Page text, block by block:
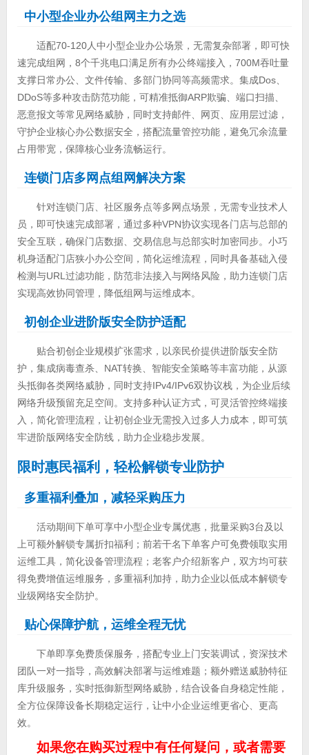
中小型企业办公组网主力之选
适配70-120人中小型企业办公场景，无需复杂部署，即可快
速完成组网，8个千兆电口满足所有办公终端接入，700M吞吐量
支撑日常办公、文件传输、多部门协同等高频需求。集成Dos、
DDoS等多种攻击防范功能，可精准抵御ARP欺骗、端口扫描、
恶意报文等常见网络威胁，同时支持邮件、网页、应用层过滤，
守护企业核心办公数据安全，搭配流量管控功能，避免冗余流量
占用带宽，保障核心业务流畅运行。
连锁门店多网点组网解决方案
针对连锁门店、社区服务点等多网点场景，无需专业技术人
员，即可快速完成部署，通过多种VPN协议实现各门店与总部的
安全互联，确保门店数据、交易信息与总部实时加密同步。小巧
机身适配门店狭小办公空间，简化运维流程，同时具备基础入侵
检测与URL过滤功能，防范非法接入与网络风险，助力连锁门店
实现高效协同管理，降低组网与运维成本。
初创企业进阶版安全防护适配
贴合初创企业规模扩张需求，以亲民价提供进阶版安全防
护，集成病毒查杀、NAT转换、智能安全策略等丰富功能，从源
头抵御各类网络威胁，同时支持IPv4/IPv6双协议栈，为企业后续
网络升级预留充足空间。支持多种认证方式，可灵活管控终端接
入，简化管理流程，让初创企业无需投入过多人力成本，即可筑
牢进阶版网络安全防线，助力企业稳步发展。
限时惠民福利，轻松解锁专业防护
多重福利叠加，减轻采购压力
活动期间下单可享中小型企业专属优惠，批量采购3台及以
上可额外解锁专属折扣福利；前若干名下单客户可免费领取实用
运维工具，简化设备管理流程；老客户介绍新客户，双方均可获
得免费增值运维服务，多重福利加持，助力企业以低成本解锁专
业级网络安全防护。
贴心保障护航，运维全程无忧
下单即享免费质保服务，搭配专业上门安装调试，资深技术
团队一对一指导，高效解决部署与运维难题；额外赠送威胁特征
库升级服务，实时抵御新型网络威胁，结合设备自身稳定性能，
全方位保障设备长期稳定运行，让中小企业运维更省心、更高
效。
如果您在购买过程中有任何疑问，或者需要